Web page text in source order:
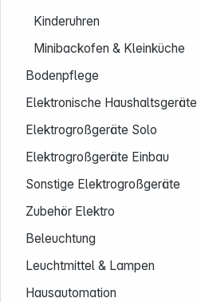
Kinderuhren
Minibackofen & Kleinküche
Bodenpflege
Elektronische Haushaltsgeräte
Elektrogroßgeräte Solo
Elektrogroßgeräte Einbau
Sonstige Elektrogroßgeräte
Zubehör Elektro
Beleuchtung
Leuchtmittel & Lampen
Hausautomation